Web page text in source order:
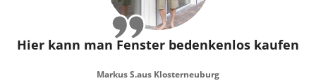
Hier kann man Fenster bedenkenlos kaufen
Markus S.aus Klosterneuburg